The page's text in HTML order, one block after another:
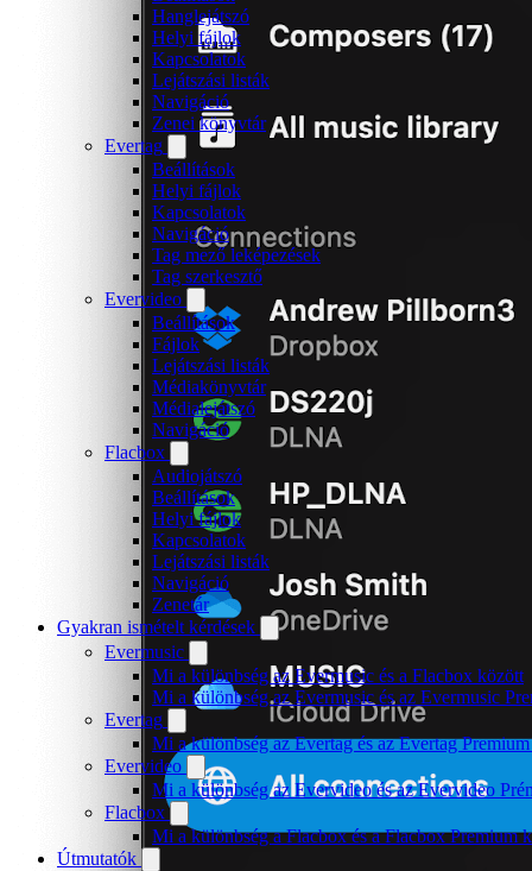
Hanglejátszó
Helyi fájlok
Kapcsolatok
Lejátszási listák
Navigáció
Zenei könyvtár
Evertag
Beállítások
Helyi fájlok
Kapcsolatok
Navigáció
Tag mező leképezések
Tag szerkesztő
Evervideo
Beállítások
Fájlok
Lejátszási listák
Médiakönyvtár
Médialejátszó
Navigáció
Flacbox
Audiojátszó
Beállítások
Helyi fájlok
Kapcsolatok
Lejátszási listák
Navigáció
Zenetár
Gyakran ismételt kérdések
Evermusic
Mi a különbség az Evermusic és a Flacbox között
Mi a különbség az Evermusic és az Evermusic
Evertag
Mi a különbség az Evertag és az Evertag
Evervideo
Mi a különbség az Evervideo és az Evervideo
Flacbox
Mi a különbség a Flacbox és a Flacbox Premium
Útmutatók